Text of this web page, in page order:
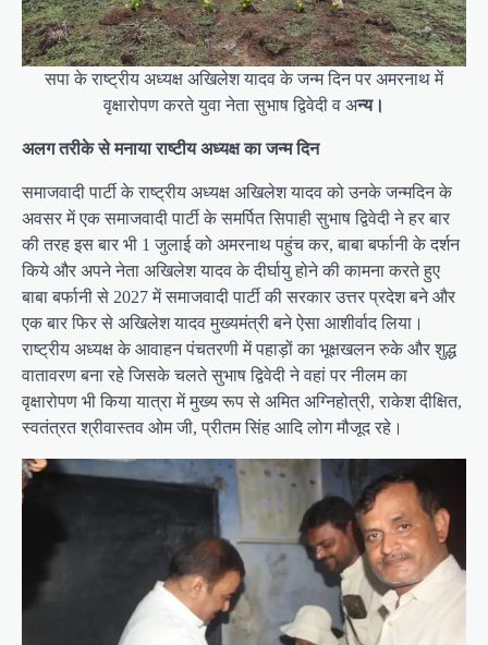
सपा के राष्ट्रीय अध्यक्ष अखिलेश यादव के जन्म दिन पर अमरनाथ में
वृक्षारोपण करते युवा नेता सुभाष द्विवेदी व अन्य।
अलग तरीके से मनाया राष्टीय अध्यक्ष का जन्म दिन
समाजवादी पार्टी के राष्ट्रीय अध्यक्ष अखिलेश यादव को उनके जन्मदिन के
अवसर में एक समाजवादी पार्टी के समर्पित सिपाही सुभाष द्विवेदी ने हर बार
की तरह इस बार भी 1 जुलाई को अमरनाथ पहुंच कर, बाबा बर्फानी के दर्शन
किये और अपने नेता अखिलेश यादव के दीर्घायु होने की कामना करते हुए
बाबा बर्फानी से 2027 में समाजवादी पार्टी की सरकार उत्तर प्रदेश बने और
एक बार फिर से अखिलेश यादव मुख्यमंत्री बने ऐसा आशीर्वाद लिया।
राष्ट्रीय अध्यक्ष के आवाहन पंचतरणी में पहाड़ों का भूक्षखलन रुके और शुद्ध
वातावरण बना रहे जिसके चलते सुभाष द्विवेदी ने वहां पर नीलम का
वृक्षारोपण भी किया यात्रा में मुख्य रूप से अमित अग्निहोत्री, राकेश दीक्षित,
स्वतंत्रत श्रीवास्तव ओम जी, प्रीतम सिंह आदि लोग मौजूद रहे।